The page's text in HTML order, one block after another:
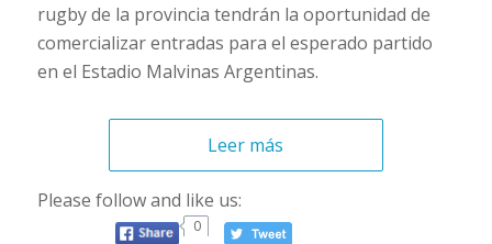
rugby de la provincia tendrán la oportunidad de
comercializar entradas para el esperado partido
en el Estadio Malvinas Argentinas.
Leer más
Please follow and like us:
0